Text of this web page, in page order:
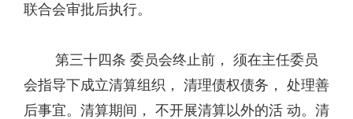
联合会审批后执行。
第三十四条 委员会终止前， 须在主任委员
会指导下成立清算组织， 清理债权债务， 处理善
后事宜。清算期间， 不开展清算以外的活 动。清